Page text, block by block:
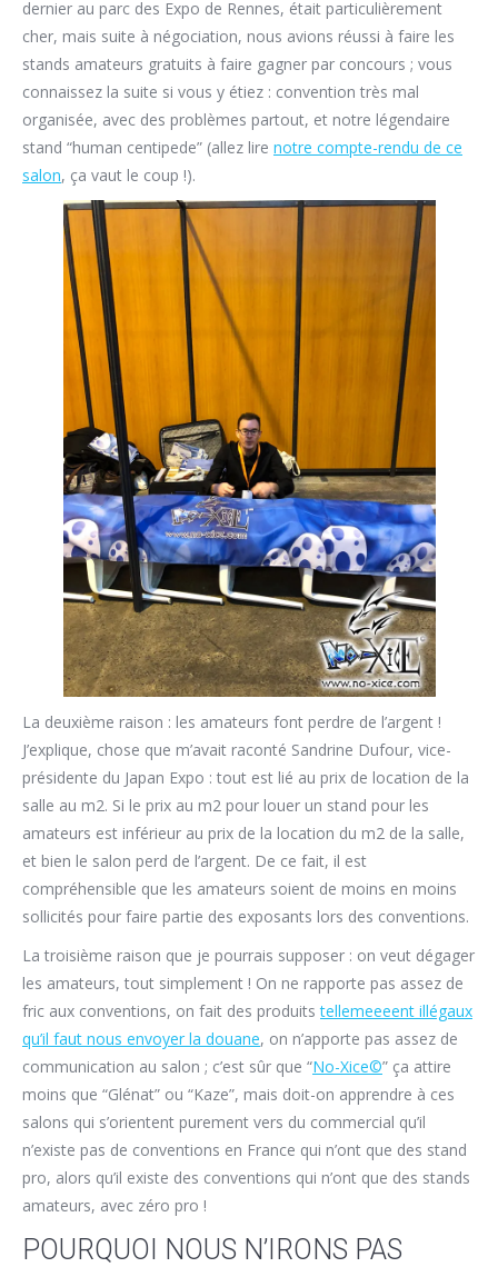
dernier au parc des Expo de Rennes, était particulièrement
cher, mais suite à négociation, nous avions réussi à faire les
stands amateurs gratuits à faire gagner par concours ; vous
connaissez la suite si vous y étiez : convention très mal
organisée, avec des problèmes partout, et notre légendaire
stand “human centipede” (allez lire notre compte-rendu de ce
salon, ça vaut le coup !).
La deuxième raison : les amateurs font perdre de l’argent !
J’explique, chose que m’avait raconté Sandrine Dufour, vice-
présidente du Japan Expo : tout est lié au prix de location de la
salle au m2. Si le prix au m2 pour louer un stand pour les
amateurs est inférieur au prix de la location du m2 de la salle,
et bien le salon perd de l’argent. De ce fait, il est
compréhensible que les amateurs soient de moins en moins
sollicités pour faire partie des exposants lors des conventions.
La troisième raison que je pourrais supposer : on veut dégager
les amateurs, tout simplement ! On ne rapporte pas assez de
fric aux conventions, on fait des produitstellemeeeent illégaux
qu’il faut nous envoyer la douane, on n’apporte pas assez de
communication au salon ; c’est sûr que “No-Xice©” ça attire
moins que “Glénat” ou “Kaze”, mais doit-on apprendre à ces
salons qui s’orientent purement vers du commercial qu’il
n’existe pas de conventions en France qui n’ont que des stand
pro, alors qu’il existe des conventions qui n’ont que des stands
amateurs, avec zéro pro !
POURQUOI NOUS N’IRONS PAS